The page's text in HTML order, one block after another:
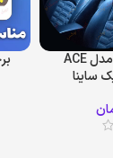
چراغ سقف خودرو مدل ACE
ساینا